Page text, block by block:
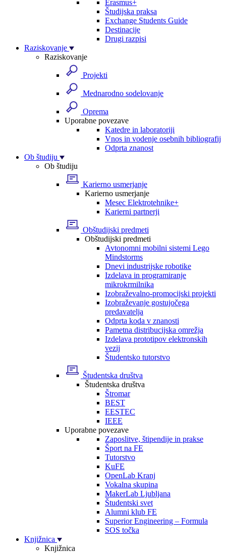
Erasmus+
Študijska praksa
Exchange Students Guide
Destinacije
Drugi razpisi
Raziskovanje
Raziskovanje
Projekti
Mednarodno sodelovanje
Oprema
Uporabne povezave
Katedre in laboratoriji
Vnos in vodenje osebnih bibliografij
Odprta znanost
Ob študiju
Ob študiju
Karierno usmerjanje
Karierno usmerjanje
Mesec Elektrotehnike+
Karierni partnerji
Obštudijski predmeti
Obštudijski predmeti
Avtonomni mobilni sistemi Lego
Mindstorms
Dnevi industrijske robotike
Izdelava in programiranje
mikrokrmilnika
Izobraževalno-promocijski projekti
Izobraževanje gostujočega
predavatelja
Odprta koda v znanosti
Pametna distribucijska omrežja
Izdelava prototipov elektronskih
vezij
Študentsko tutorstvo
Študentska društva
Študentska društva
Štromar
BEST
EESTEC
IEEE
Uporabne povezave
Zaposlitve, štipendije in prakse
Šport na FE
Tutorstvo
KuFE
OpenLab Kranj
Vokalna skupina
MakerLab Ljubljana
Študentski svet
Alumni klub FE
Superior Engineering – Formula
SOS točka
Knjižnica
Knjižnica